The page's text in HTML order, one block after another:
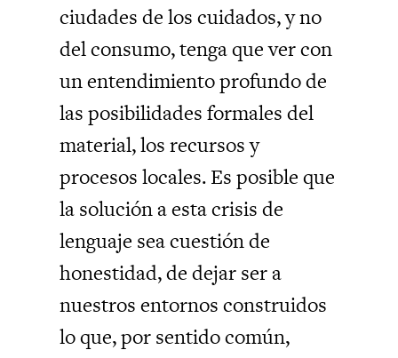
ciudades de los cuidados, y no
del consumo, tenga que ver con
un entendimiento profundo de
las posibilidades formales del
material, los recursos y
procesos locales. Es posible que
la solución a esta crisis de
lenguaje sea cuestión de
honestidad, de dejar ser a
nuestros entornos construidos
lo que, por sentido común,